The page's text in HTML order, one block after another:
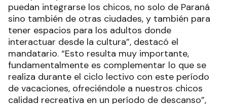
puedan integrarse los chicos, no solo de Paraná
sino también de otras ciudades, y también para
tener espacios para los adultos donde
interactuar desde la cultura”, destacó el
mandatario. “Esto resulta muy importante,
fundamentalmente es complementar lo que se
realiza durante el ciclo lectivo con este período
de vacaciones, ofreciéndole a nuestros chicos
calidad recreativa en un período de descanso”,